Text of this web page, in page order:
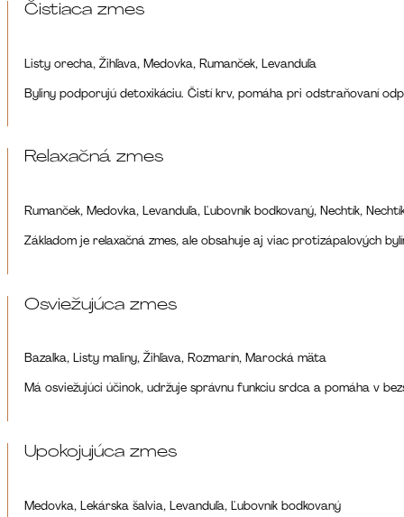
Čistiaca zmes
Listy orecha, Žihľava, Medovka, Rumanček, Levanduľa
Byliny podporujú detoxikáciu. Čistí krv, pomáha pri odstraňovaní
Relaxačná zmes
Rumanček, Medovka, Levanduľa, Ľubovník bodkovaný, Nechtík,
Základom je relaxačná zmes, ale obsahuje aj viac protizápalových
Osviežujúca zmes
Bazalka, Listy maliny, Žihľava, Rozmarín, Marocká mäta
Má osviežujúci účinok, udržuje správnu funkciu srdca a pomáha v
Upokojujúca zmes
Medovka, Lekárska šalvia, Levanduľa, Ľubovník bodkovaný